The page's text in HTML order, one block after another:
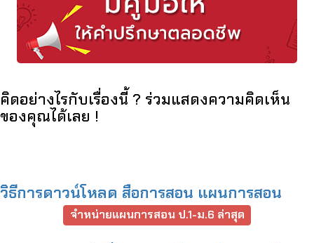
คิดอย่างไรกับเรื่องนี้ ? ร่วมแสดงความคิดเห็น
ของคุณได้เลย !
วิธีการดาวน์โหลด สือการสอน แผนการสอน
จำหน่ายแผนการสอน ป.1-ม.6 ล่าสุด